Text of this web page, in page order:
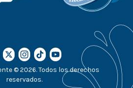
© 2026. Todos los derechos
reservados.